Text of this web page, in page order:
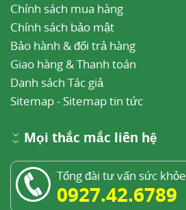
Chính sách mua hàng
Chính sách bảo mật
Bảo hành & đổi trả hàng
Giao hàng & Thanh toán
Danh sách Tác giả
Sitemap- Sitemap tin tức
Mọi thắc mắc liên hệ
Tổng đài tư vấn sức khỏe
0927.42.6789